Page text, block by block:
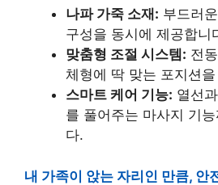
나파 가죽 소재: 부드러
구성을 동시에 제공합니
맞춤형 조절 시스템: 전
체형에 딱 맞는 포지션
스마트 케어 기능: 열선
를 풀어주는 마사지 기
다.
내 가족이 앉는 자리인 만큼, 안